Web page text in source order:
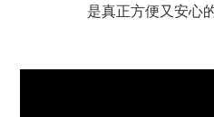
是真正方便又安心